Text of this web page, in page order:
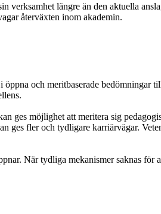
verksamhet längre än den aktuella
återväxten inom akademin.
och meritbaserade bedömningar
ges möjlighet att meritera sig
ges fler och tydligare karriärvägar.
När tydliga mekanismer saknas för